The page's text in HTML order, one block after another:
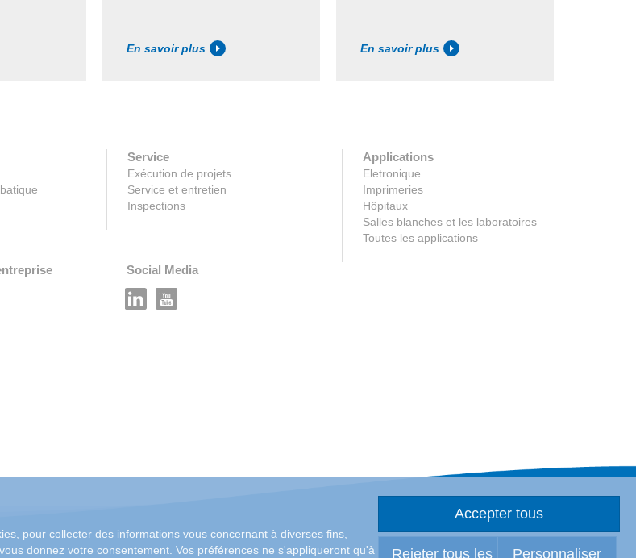
En savoir plus En savoir plus
Service
Exécution de projets
Service et entretien
Inspections
Applications
Eletronique
Imprimeries
Hôpitaux
Salles blanches et les laboratoires
Toutes les applications
Social Media
pour collecter des informations vous concernant à diverses fins,
donnez votre consentement. Vos préférences ne s'appliqueront qu'à
Accepter tous
Rejeter tous les Personnaliser